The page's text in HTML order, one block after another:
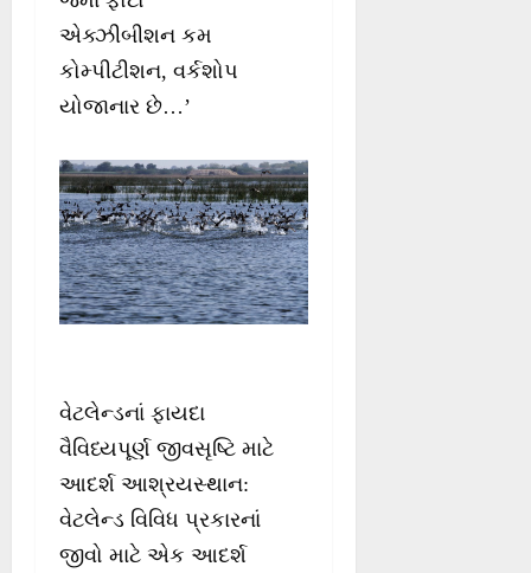
એક્ઝીબીશન કમ
કોમ્પીટીશન, વર્કશોપ
યોજાનાર છે…’
વેટલેન્ડનાં ફાયદા
વૈવિધ્યપૂર્ણ જીવસૃષ્ટિ માટે
આદર્શ આશ્રયસ્થાન:
વેટલેન્ડ વિવિધ પ્રકારનાં
જીવો માટે એક આદર્શ